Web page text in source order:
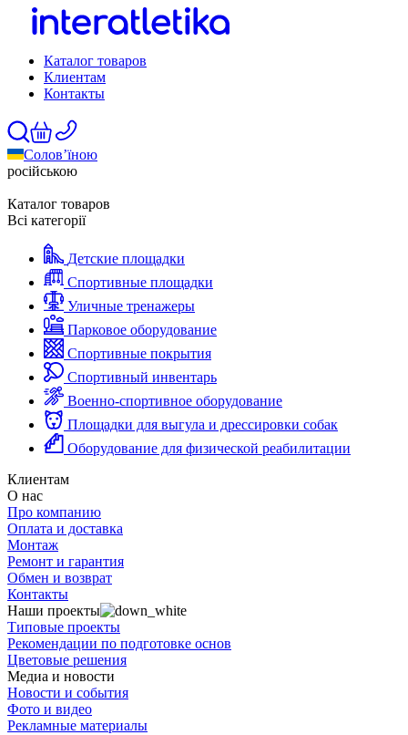
Каталог товаров
Клиентам
Контакты
Солов’їною
російською
Каталог товаров
Всі категорії
Детские площадки
Спортивные площадки
Уличные тренажеры
Парковое оборудование
Спортивные покрытия
Спортивный инвентарь
Военно-спортивное оборудование
Площадки для выгула и дрессировки собак
Оборудование для физической реабилитации
Клиентам
О нас
Про компанию
Оплата и доставка
Монтаж
Ремонт и гарантия
Обмен и возврат
Контакты
Наши проекты
Типовые проекты
Рекомендации по подготовке основ
Цветовые решения
Медиа и новости
Новости и события
Фото и видео
Рекламные материалы